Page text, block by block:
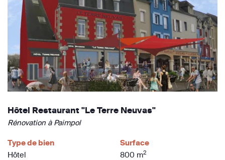
Hôtel Restaurant "Le Terre Neuvas"
Rénovation à Paimpol
Type de bien
Hôtel
Surface
800 m2